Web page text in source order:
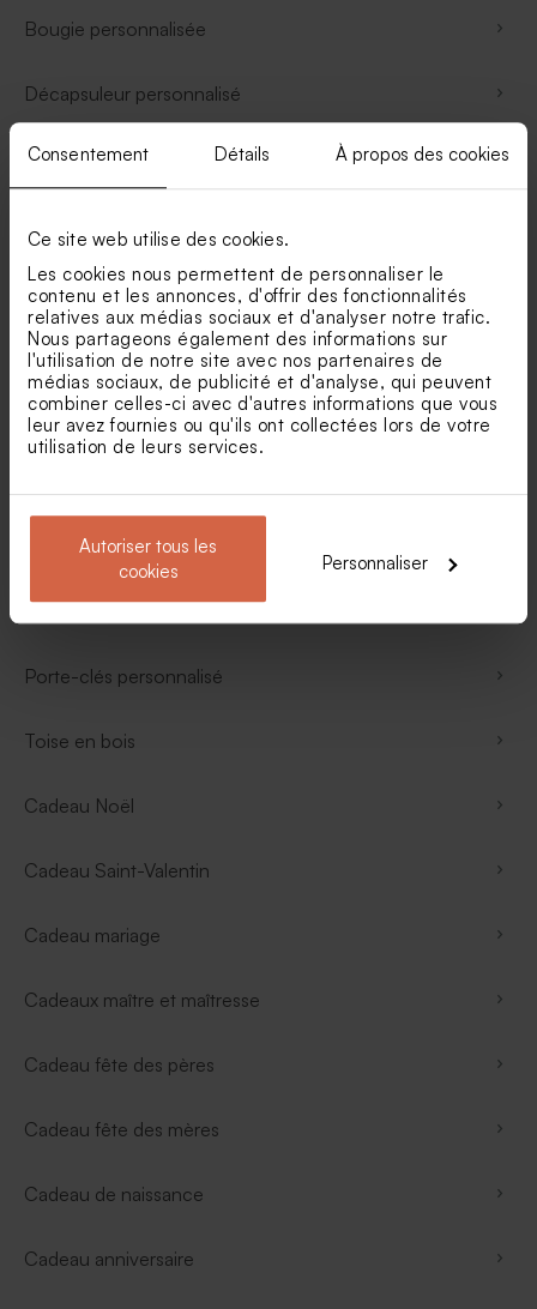
Consentement Détails À propos des cookies
Ce site web utilise des cookies.
Les cookies nous permettent de personnaliser le
contenu et les annonces, d'offrir des fonctionnalités
relatives aux médias sociaux et d'analyser notre trafic.
Nous partageons également des informations sur
l'utilisation de notre site avec nos partenaires de
médias sociaux, de publicité et d'analyse, qui peuvent
combiner celles-ci avec d'autres informations que vous
leur avez fournies ou qu'ils ont collectées lors de votre
utilisation de leurs services.
Autoriser tous les
cookies
Personnaliser
Bougie personnalisée
Décapsuleur personnalisé
Tablier personnalisé
Valisette de naissance
Gourde personnalisée
Tote bag
Sous-verre Personnalisé
Tapis de souris
Porte-clés personnalisé
Toise en bois
Cadeau Noël
Cadeau Saint-Valentin
Cadeau mariage
Cadeaux maître et maîtresse
Cadeau fête des pères
Cadeau fête des mères
Cadeau de naissance
Cadeau anniversaire